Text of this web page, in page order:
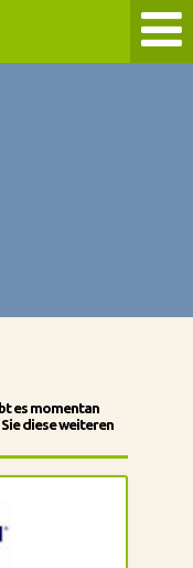
es momentan
diese weiteren